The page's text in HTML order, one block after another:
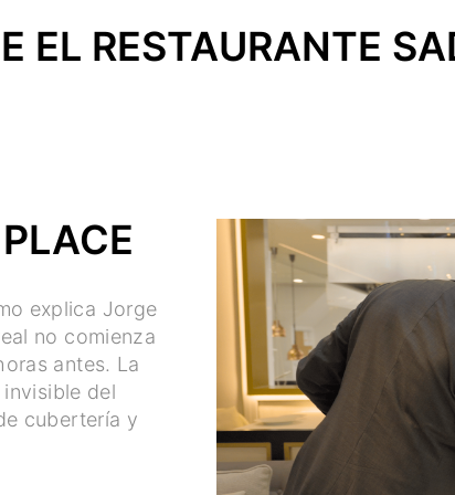
EL RESTAURANTE
explica Jorge
no comienza
antes. La
del
cubertería y